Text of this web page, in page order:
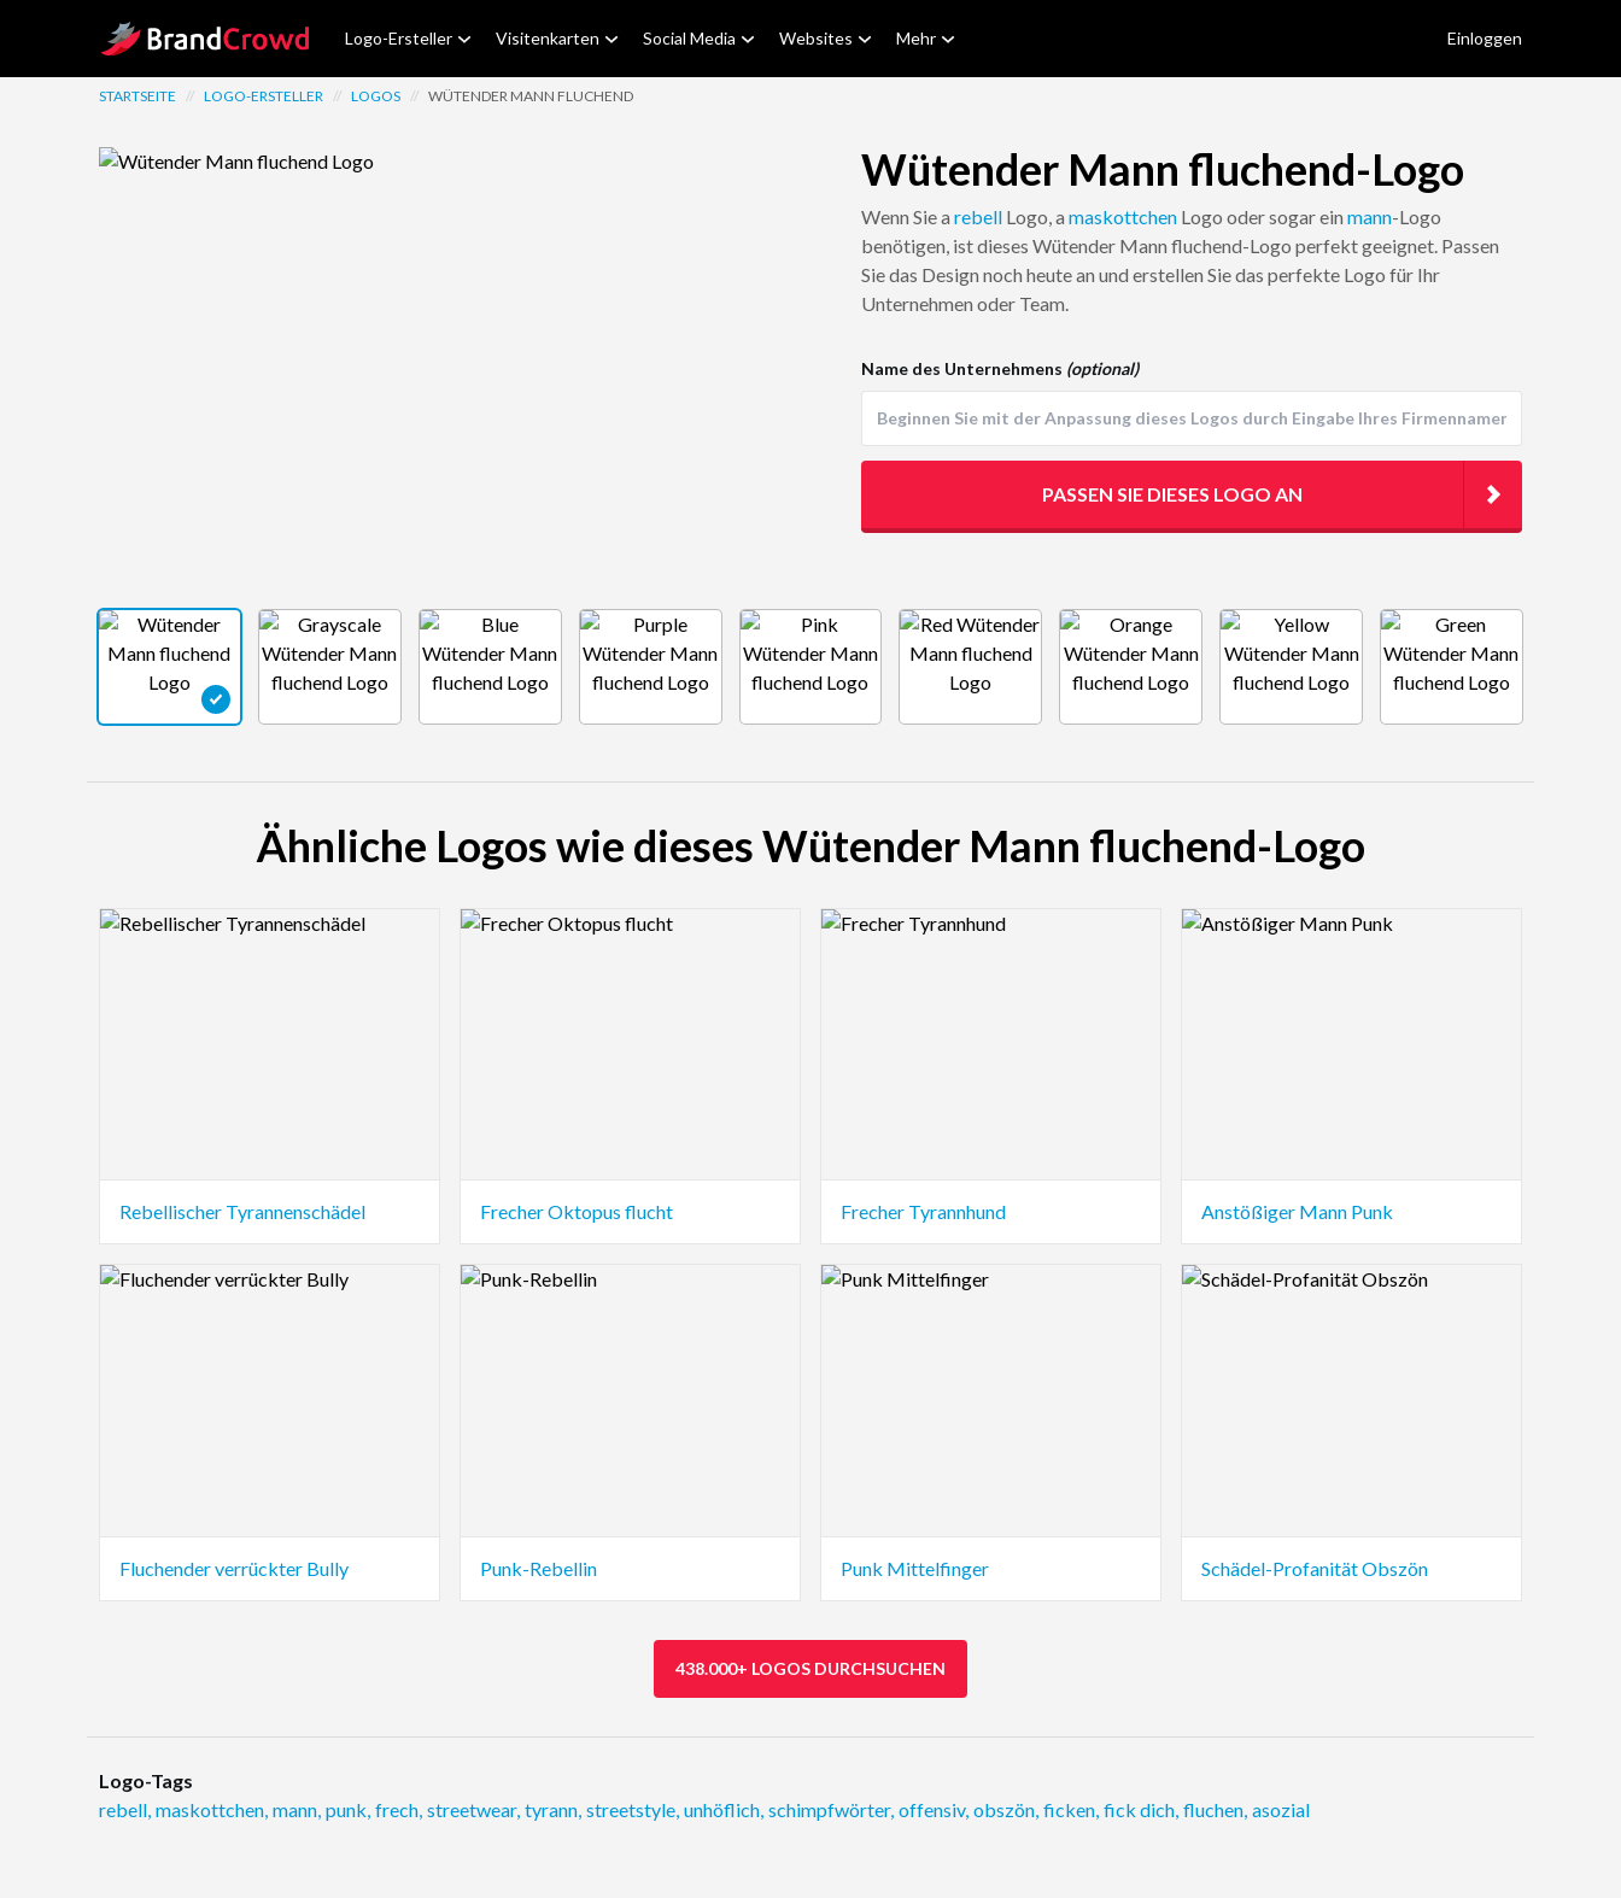
Site Logo Logo-Ersteller Visitenkarten Social Media Websites Mehr Einloggen
STARTSEITE // LOGO-ERSTELLER // LOGOS // WÜTENDER MANN FLUCHEND
Wütender Mann fluchend-Logo
Wenn Sie a rebell Logo, a maskottchen Logo oder sogar ein mann-Logo
benötigen, ist dieses Wütender Mann fluchend-Logo perfekt geeignet. Passen
Sie das Design noch heute an und erstellen Sie das perfekte Logo für Ihr
Unternehmen oder Team.
Name des Unternehmens (optional)
PASSEN SIE DIESES LOGO AN
Ähnliche Logos wie dieses Wütender Mann fluchend-Logo
Logo Preview Image
Rebellischer Tyrannenschädel
Logo Preview Image
Frecher Oktopus flucht
Logo Preview Image
Frecher Tyrannhund
Logo Preview Image
Anstößiger Mann Punk
Logo Preview Image
Fluchender verrückter Bully
Logo Preview Image
Punk-Rebellin
Logo Preview Image
Punk Mittelfinger
Logo Preview Image
Schädel-Profanität Obszön
438.000+ LOGOS DURCHSUCHEN
Logo-Tags
rebell, maskottchen, mann, punk, frech, streetwear, tyrann, streetstyle, unhöflich, schimpfwörter, offensiv, obszön, ficken, fick dich, fluchen, asozial